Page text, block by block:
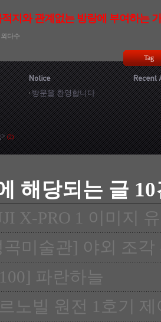
적지와 관계없는 방랑에 부여하는
다수
Tag
(2)
방문을 환영합니다
해당되는 글 10
X-PRO 1 이미지
곡미술관] 야외 조각
파란하늘
노빌 원전 1호기 제